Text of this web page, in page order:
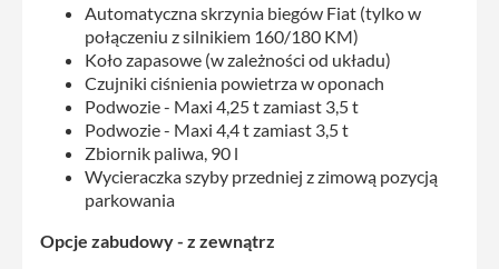
Automatyczna skrzynia biegów Fiat (tylko w
połączeniu z silnikiem 160/180 KM)
Koło zapasowe (w zależności od układu)
Czujniki ciśnienia powietrza w oponach
Podwozie - Maxi 4,25 t zamiast 3,5 t
Podwozie - Maxi 4,4 t zamiast 3,5 t
Zbiornik paliwa, 90 l
Wycieraczka szyby przedniej z zimową pozycją
parkowania
Opcje zabudowy - z zewnątrz